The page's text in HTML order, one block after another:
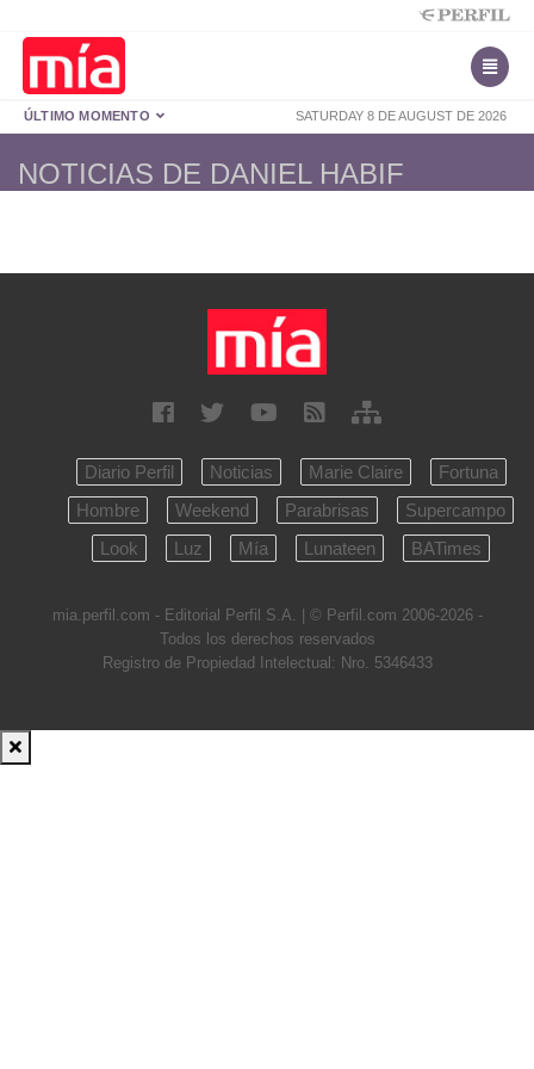
SATURDAY 8 DE AUGUST DE 2026
ÚLTIMO MOMENTO
NOTICIAS DE DANIEL HABIF
Diario Perfil Noticias Marie Claire
Fortuna
Hombre
Weekend Parabrisas
Supercampo
Look
Luz Mía Lunateen BATimes
mia.perfil.com - Editorial Perfil S.A. | © Perfil.com 2006-2026 -
Todos los derechos reservados
Registro de Propiedad Intelectual: Nro. 5346433